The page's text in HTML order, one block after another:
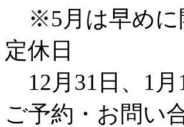
※5月は早めに
定休日
12月31日、1月
ご予約・お問い